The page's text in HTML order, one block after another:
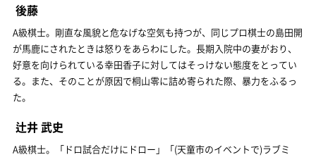
後藤
A級棋士。剛直な風貌と危なげな空気も持つが、同じプロ棋士の島田開
が馬鹿にされたときは怒りをあらわにした。長期入院中の妻がおり、
好意を向けられている幸田香子に対してはそっけない態度をとってい
る。また、そのことが原因で桐山零に詰め寄られた際、暴力をふるっ
た。
辻井 武史
A級棋士。「ドロ試合だけにドロー」「(天童市のイベントで)ラブミ